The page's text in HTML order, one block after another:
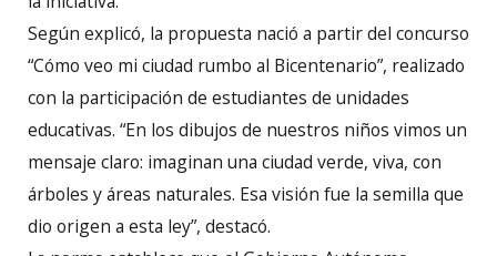
Según explicó, la propuesta nació a partir del concurso
“Cómo veo mi ciudad rumbo al Bicentenario”, realizado
con la participación de estudiantes de unidades
educativas. “En los dibujos de nuestros niños vimos un
mensaje claro: imaginan una ciudad verde, viva, con
árboles y áreas naturales. Esa visión fue la semilla que
dio origen a esta ley”, destacó.